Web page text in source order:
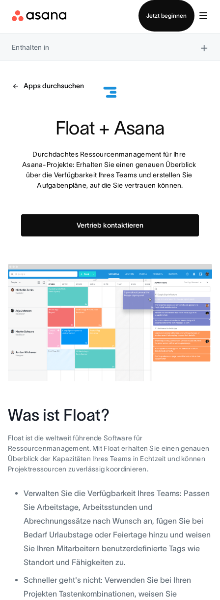
Jetzt beginnen
Vertrieb kontaktieren
Enthalten in ×
Apps durchsuchen
Float + Asana
Durchdachtes Ressourcenmanagement für Ihre
Asana-Projekte: Erhalten Sie einen genauen Überblick
über die Verfügbarkeit Ihres Teams und erstellen Sie
Aufgabenpläne, auf die Sie vertrauen können.
Vertrieb kontaktieren
Was ist Float?
Float ist die weltweit führende Software für
Ressourcenmanagement. Mit Float erhalten Sie einen genauen
Überblick der Kapazitäten Ihres Teams in Echtzeit und können
Projektressourcen zuverlässig koordinieren.
Verwalten Sie die Verfügbarkeit Ihres Teams: Passen
Sie Arbeitstage, Arbeitsstunden und
Abrechnungssätze nach Wunsch an, fügen Sie bei
Bedarf Urlaubstage oder Feiertage hinzu und weisen
Sie Ihren Mitarbeitern benutzerdefinierte Tags wie
Standort und Fähigkeiten zu.
Schneller geht's nicht: Verwenden Sie bei Ihren
Projekten Tastenkombinationen, weisen Sie